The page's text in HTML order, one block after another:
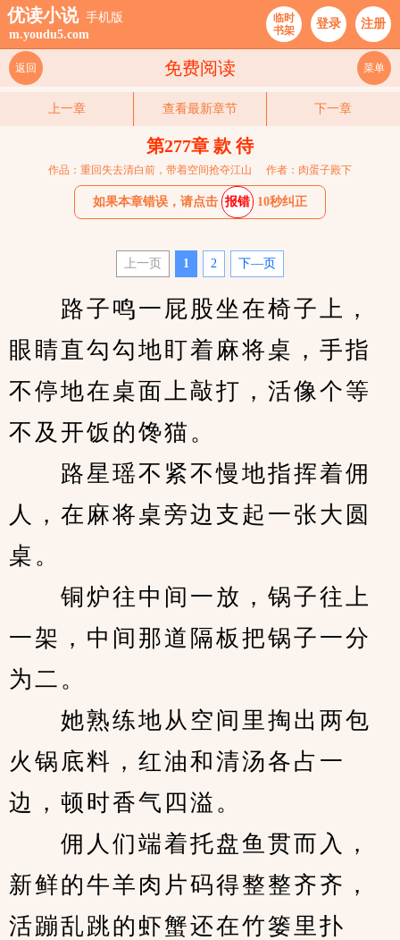
优读小说 手机版
m.youdu5.com
临时
书架
登录 注册
免费阅读
返回 菜单
上一章 查看最新章节 下一章
第277章 款 待
作品：重回失去清白前，带着空间抢夺江山 作者：肉蛋子殿下
如果本章错误，请点击 报错 10秒纠正
上一页 1 2 下—页
路子鸣一屁股坐在椅子上，
眼睛直勾勾地盯着麻将桌，手指
不停地在桌面上敲打，活像个等
不及开饭的馋猫。
路星瑶不紧不慢地指挥着佣
人，在麻将桌旁边支起一张大圆
桌。
铜炉往中间一放，锅子往上
一架，中间那道隔板把锅子一分
为二。
她熟练地从空间里掏出两包
火锅底料，红油和清汤各占一
边，顿时香气四溢。
佣人们端着托盘鱼贯而入，
新鲜的牛羊肉片码得整整齐齐，
活蹦乱跳的虾蟹还在竹篓里扑